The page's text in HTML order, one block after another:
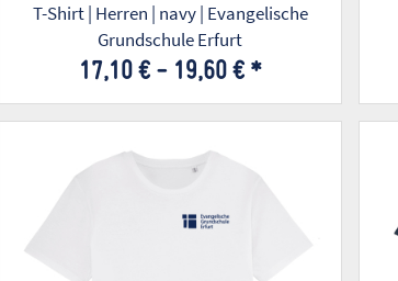
T-Shirt | Herren | navy | Evangelische
Grundschule Erfurt
17,10 € - 19,60 € *